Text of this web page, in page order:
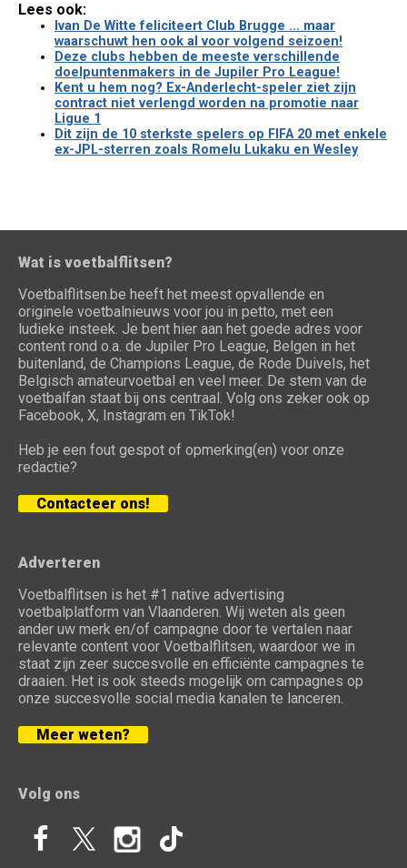
Lees ook:
Ivan De Witte feliciteert Club Brugge ... maar
waarschuwt hen ook al voor volgend seizoen!
Deze clubs hebben de meeste verschillende
doelpuntenmakers in de Jupiler Pro League!
Kent u hem nog? Ex-Anderlecht-speler ziet zijn
contract niet verlengd worden na promotie naar
Ligue 1
Dit zijn de 10 sterkste spelers op FIFA 20 met enkele
ex-JPL-sterren zoals Romelu Lukaku en Wesley
Wat is voetbalflitsen?
Voetbalflitsen.be heeft het meest opvallende en
originele voetbalnieuws voor jou in petto, met een
ludieke insteek. Je bent hier aan het goede adres voor
content rond o.a. de Jupiler Pro League, Belgen in het
buitenland, de Champions League, de Rode Duivels, het
Belgisch amateurvoetbal en veel meer. De stem van de
voetbalfan staat bij ons centraal. Volg ons zeker ook op
Facebook, X, Instagram en TikTok!
Heb je een fout gespot of opmerking(en) voor onze
redactie?
Contacteer ons!
Adverteren
Voetbalflitsen is het #1 native advertising
voetbalplatform van Vlaanderen. Wij weten als geen
ander uw merk en/of campagne door te vertalen naar
relevante content voor Voetbalflitsen, waardoor we in
staat zijn zeer succesvolle en efficiënte campagnes te
draaien. Het is ook steeds mogelijk om campagnes op
onze succesvolle social media kanalen te lanceren.
Meer weten?
Volg ons